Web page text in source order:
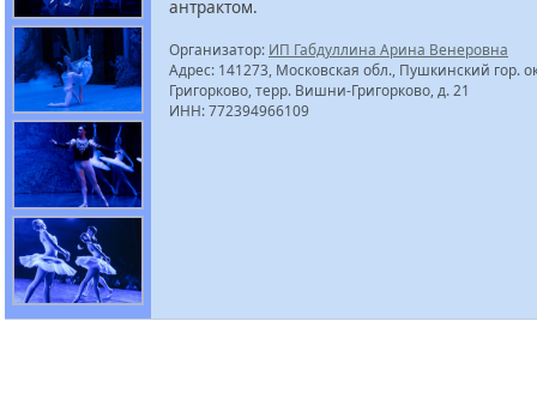
антрактом.
Организатор: ИП Габдуллина Арина Венеровна
Адрес: 141273, Московская обл., Пушкинский гор.
Григорково, терр. Вишни-Григорково, д. 21
ИНН: 772394966109